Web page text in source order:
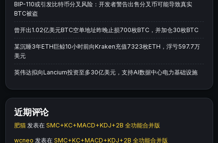
BIP-110或引发比特币分叉风险：开发者警告出售分叉币可能导致真实
BTC被盗
曾开出1.02亿美元BTC空单地址昨晚止损700枚BTC，并加仓30枚BTC
某沉睡3年ETH巨鲸10小时前向Kraken充值7323枚ETH，浮亏597.7万
美元
英伟达拟向Lancium投资至多30亿美元，支持AI数据中心电力基础设施
近期评论
肥猫 发表在 SMC+KC+MACD+KDJ+2B 全功能合并版
wcneo 发表在 SMC+KC+MACD+KDJ+2B 全功能合并版